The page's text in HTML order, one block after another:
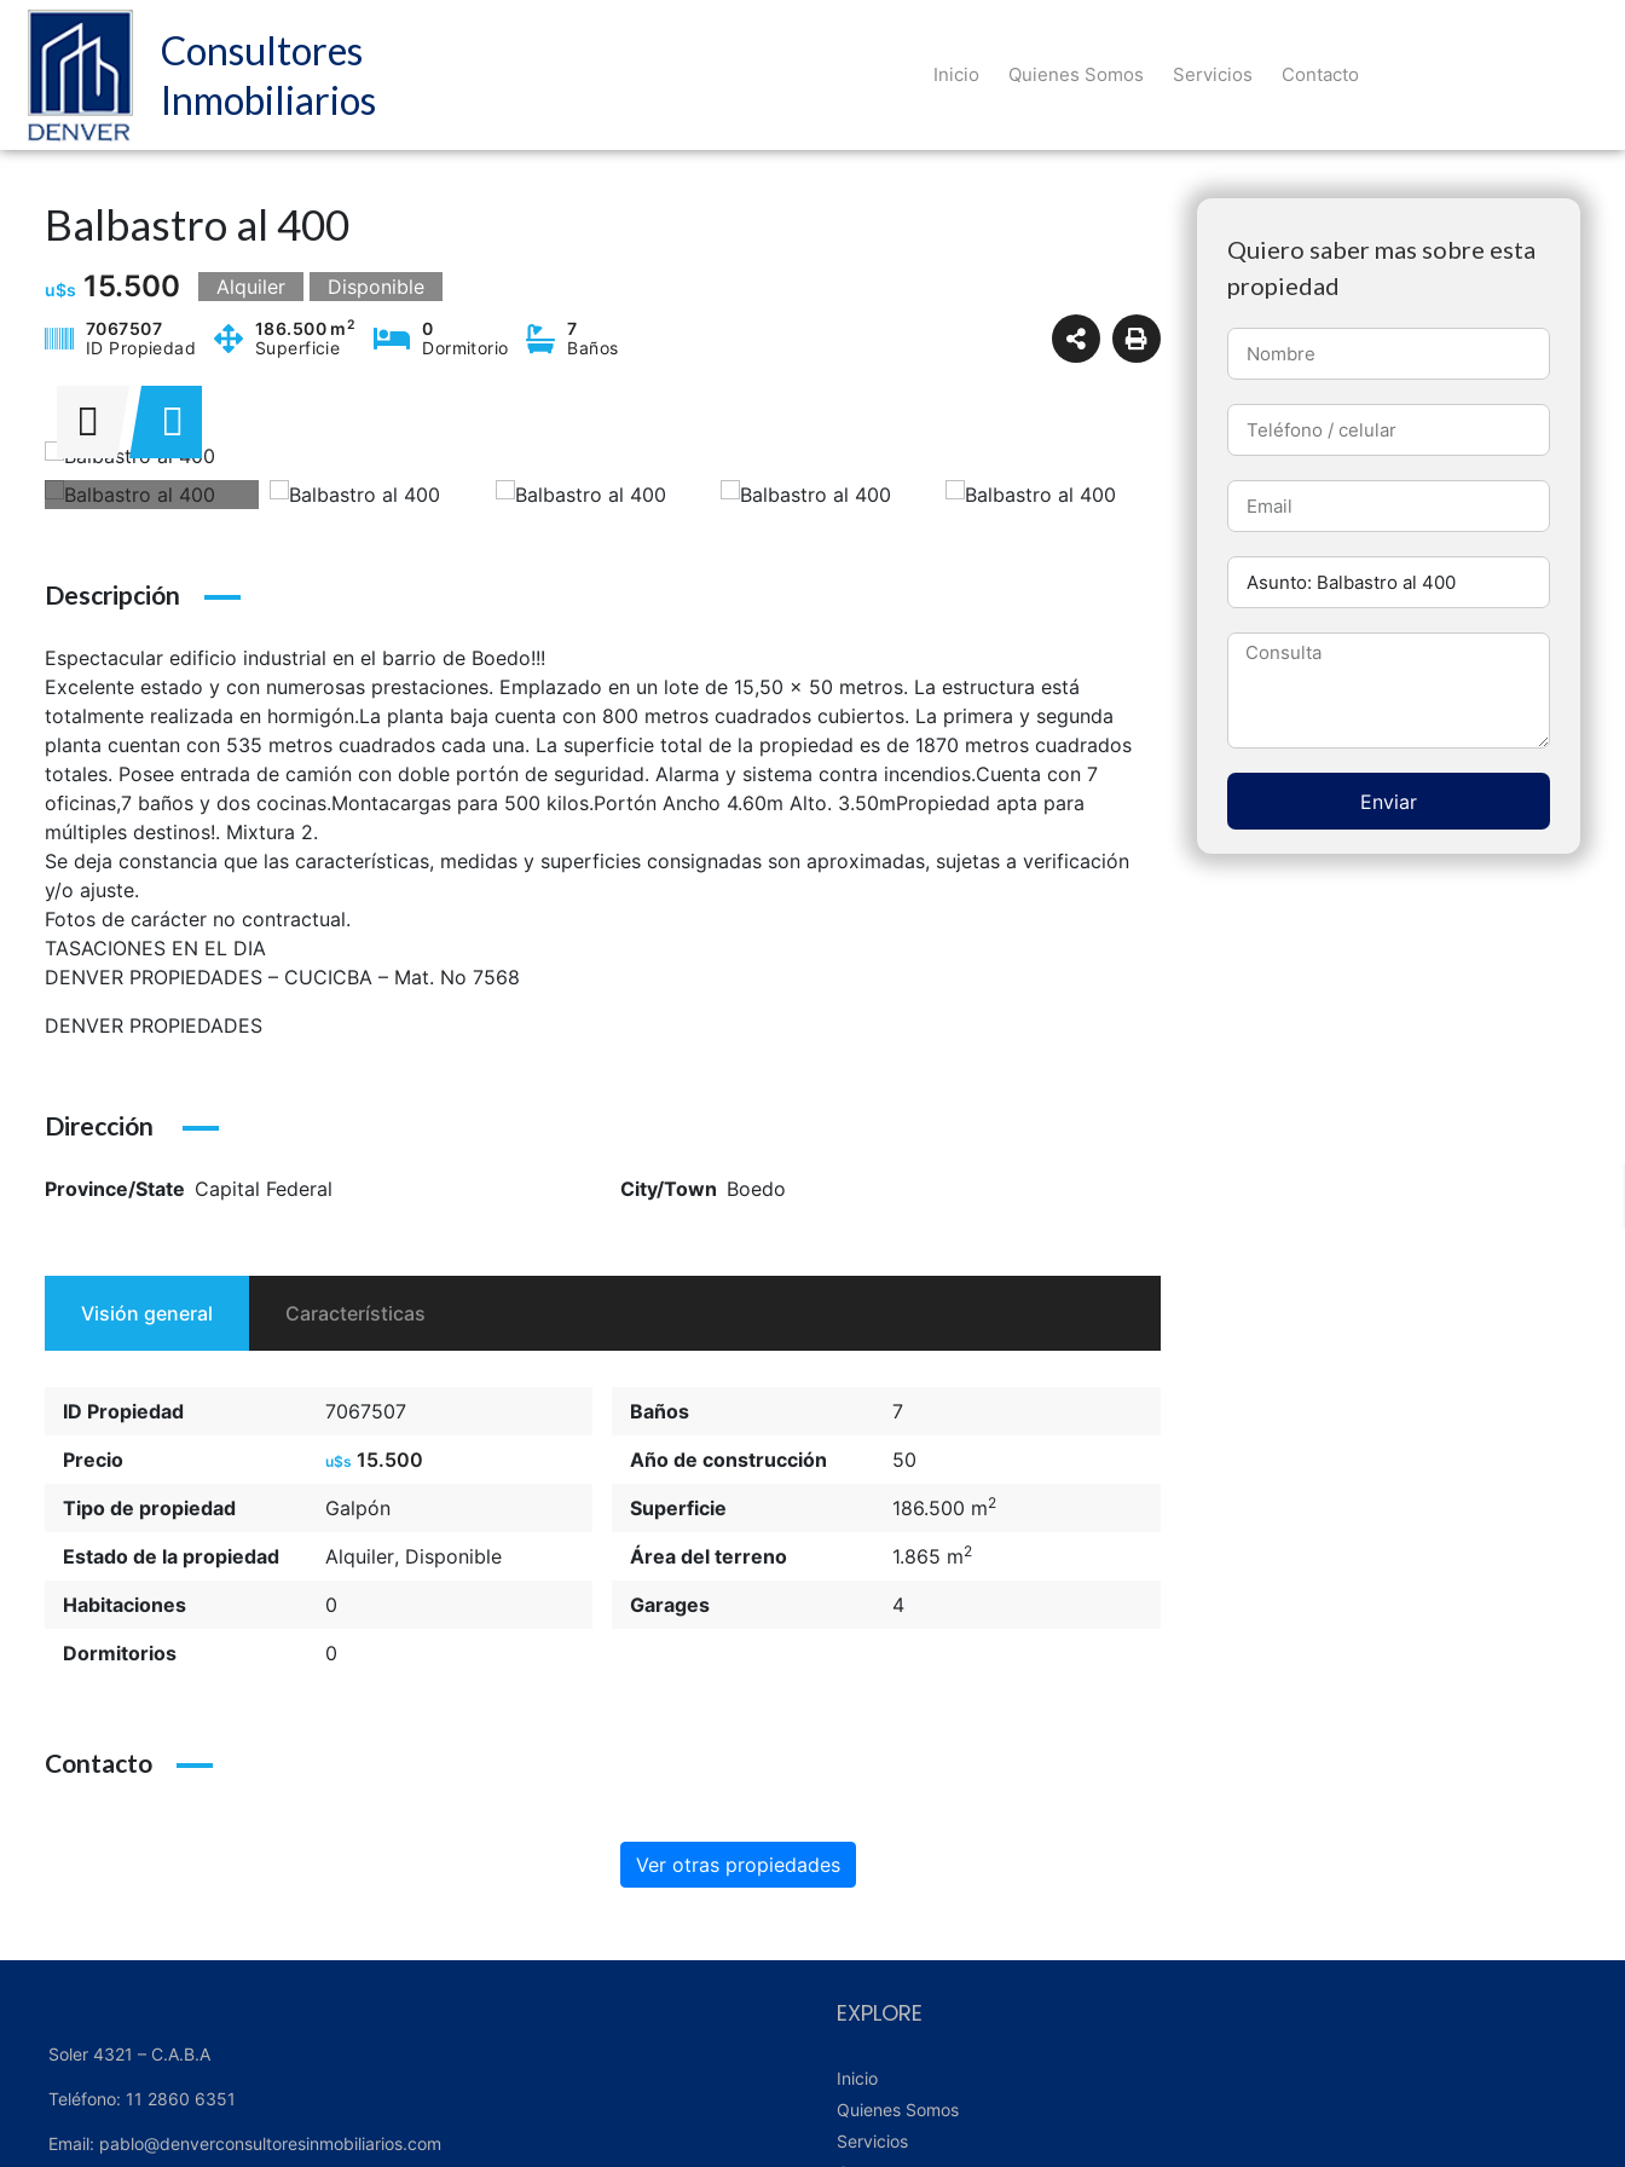
Consultores
Inmobiliarios
Inicio Quienes Somos Servicios Contacto
Balbastro al 400
u$s 15.500 Alquiler Disponible
7067507
ID Propiedad
186.500 m2
Superficie
0
Dormitorio
7
Baños
Descripción
Espectacular edificio industrial en el barrio de Boedo!!!
Excelente estado y con numerosas prestaciones. Emplazado en un lote de 15,50 x 50 metros. La estructura está
totalmente realizada en hormigón.La planta baja cuenta con 800 metros cuadrados cubiertos. La primera y segunda
planta cuentan con 535 metros cuadrados cada una. La superficie total de la propiedad es de 1870 metros cuadrados
totales. Posee entrada de camión con doble portón de seguridad. Alarma y sistema contra incendios.Cuenta con 7
oficinas,7 baños y dos cocinas.Montacargas para 500 kilos.Portón Ancho 4.60m Alto. 3.50mPropiedad apta para
múltiples destinos!. Mixtura 2.
Se deja constancia que las características, medidas y superficies consignadas son aproximadas, sujetas a verificación
y/o ajuste.
Fotos de carácter no contractual.
TASACIONES EN EL DIA
DENVER PROPIEDADES – CUCICBA – Mat. No 7568
DENVER PROPIEDADES
Dirección
Province/State Capital Federal City/Town Boedo
Visión general Características
ID Propiedad
7067507
Precio
u$s 15.500
Tipo de propiedad
Galpón
Estado de la propiedad
Alquiler, Disponible
Habitaciones
0
Dormitorios
0
Baños
7
Año de construcción
50
Superficie
186.500 m2
Área del terreno 1.865 m2
Garages 4
Contacto
Ver otras propiedades
Quiero saber mas sobre esta
propiedad
Enviar
Soler 4321 – C.A.B.A
Teléfono: 11 2860 6351
Email: pablo@denverconsultoresinmobiliarios.com
EXPLORE
Inicio
Quienes Somos
Servicios